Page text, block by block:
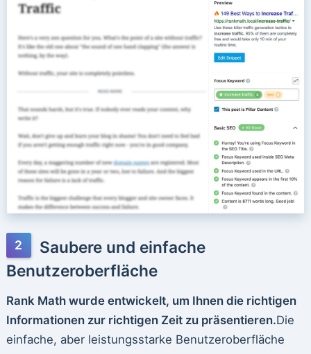
Saubere und einfache
Benutzeroberfläche
Rank Math wurde entwickelt, um Ihnen die richtigen
Informationen zur richtigen Zeit zu präsentieren.Die
einfache, aber leistungsstarke Benutzeroberfläche